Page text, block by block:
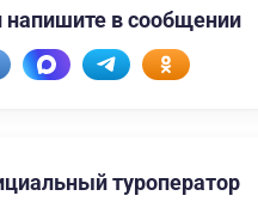
напишите в сообщении
туроператор